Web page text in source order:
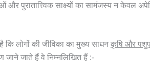
और पुरातात्त्विक साक्ष्यों का सामंजस्य न केवल
कि लोगों की जीविका का मुख्य साधनकृषि और
जाने जाते हैं वे निम्नलिखित हैं :-